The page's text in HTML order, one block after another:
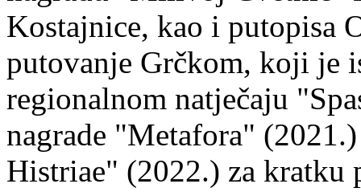
Kostajnice, kao i putopisa
putovanje Grčkom, koji je
regionalnom natječaju
nagrade "Metafora"
Histriae" (2022.) za kratku